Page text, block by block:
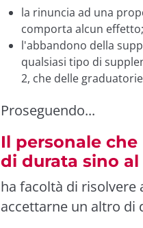
la rinuncia ad una
comporta alcun effetto;
l'abbandono della
qualsiasi tipo di
2, che delle
Proseguendo...
Il personale
di durata sino
ha facoltà di
accettarne un altro di